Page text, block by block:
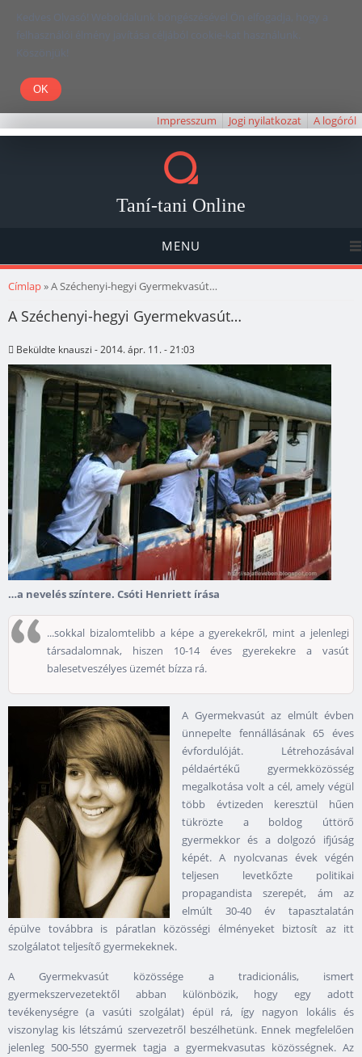
Kedves Olvasó! Weboldalunk böngészésével Ön elfogadja, hogy a
felhasználói élmény javítása céljából cookie-kat használunk.
Köszönjük!
Impresszum Jogi nyilatkozat A logóról
Taní-tani Online
MENU
Jelenlegi hely
Címlap» A Széchenyi-hegyi Gyermekvasút…
A Széchenyi-hegyi Gyermekvasút…
Beküldte knauszi - 2014. ápr. 11. - 21:03
…a nevelés színtere. Csóti Henriett írása
...sokkal bizalomtelibb a képe a gyerekekről, mint a jelenlegi
társadalomnak, hiszen 10-14 éves gyerekekre a vasút
balesetveszélyes üzemét bízza rá.
A Gyermekvasút az elmúlt évben
ünnepelte fennállásának 65 éves
évfordulóját. Létrehozásával
példaértékű gyermekközösség
megalkotása volt a cél, amely végül
több évtizeden keresztül hűen
tükrözte a boldog úttörő
gyermekkor és a dolgozó ifjúság
képét. A nyolcvanas évek végén
teljesen levetkőzte politikai
propagandista szerepét, ám az
elmúlt 30-40 év tapasztalatán
épülve továbbra is páratlan közösségi élményeket biztosít az itt
szolgálatot teljesítő gyermekeknek.
A Gyermekvasút közössége a tradicionális, ismert
gyermekszervezetektől abban különbözik, hogy egy adott
tevékenységre (a vasúti szolgálat) épül rá, így nagyon lokális és
viszonylag kis létszámú szervezetről beszélhetünk. Ennek megfelelően
jelenleg 500-550 gyermek tagja a gyermekvasutas közösségnek. Az